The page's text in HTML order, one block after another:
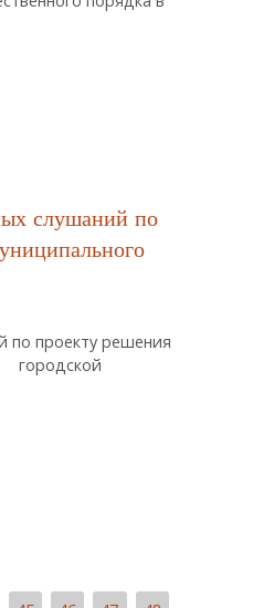
Положения «Об Обеспечении
слушаний по
по проекту решения
городской
По Проекту Решения «О